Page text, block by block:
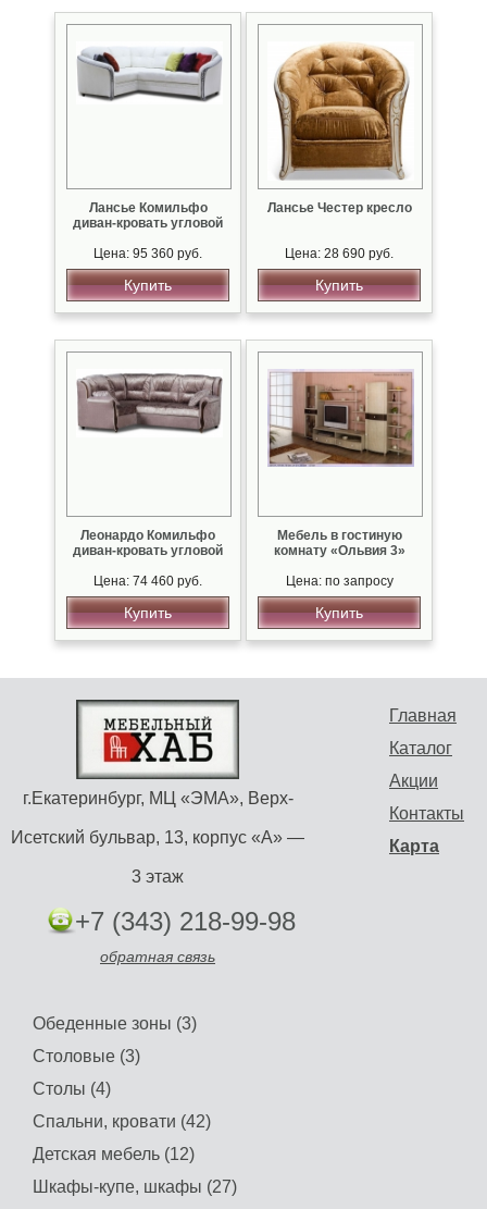
Лансье Комильфо
диван-кровать угловой
Цена: 95 360 руб.
Купить
Лансье Честер кресло
Цена: 28 690 руб.
Купить
Леонардо Комильфо
диван-кровать угловой
Цена: 74 460 руб.
Купить
Мебель в гостиную
комнату «Ольвия 3»
Цена: по запросу
Купить
Главная
Каталог
Акции
Контакты
Карта
г.Екатеринбург, МЦ «ЭМА», Верх-
Исетский бульвар, 13, корпус «А» —
3 этаж
+7 (343) 218-99-98
обратная связь
Обеденные зоны (3)
Столовые (3)
Столы (4)
Спальни, кровати (42)
Детская мебель (12)
Шкафы-купе, шкафы (27)